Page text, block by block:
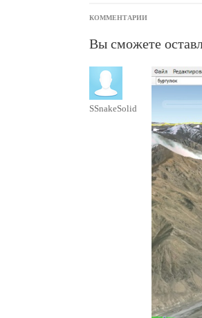
КОММЕНТАРИИ
Вы сможете
SSnakeSolid